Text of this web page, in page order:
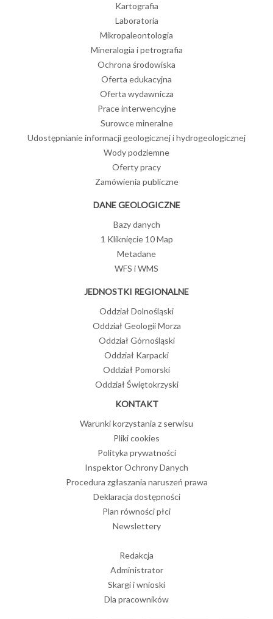
Kartografia
Laboratoria
Mikropaleontologia
Mineralogia i petrografia
Ochrona środowiska
Oferta edukacyjna
Oferta wydawnicza
Prace interwencyjne
Surowce mineralne
Udostępnianie informacji geologicznej i hydrogeologicznej
Wody podziemne
Oferty pracy
Zamówienia publiczne
DANE GEOLOGICZNE
Bazy danych
1 Kliknięcie 10 Map
Metadane
WFS i WMS
JEDNOSTKI REGIONALNE
Oddział Dolnośląski
Oddział Geologii Morza
Oddział Górnośląski
Oddział Karpacki
Oddział Pomorski
Oddział Świętokrzyski
KONTAKT
Warunki korzystania z serwisu
Pliki cookies
Polityka prywatności
Inspektor Ochrony Danych
Procedura zgłaszania naruszeń prawa
Deklaracja dostępności
Plan równości płci
Newslettery
Redakcja
Administrator
Skargi i wnioski
Dla pracowników